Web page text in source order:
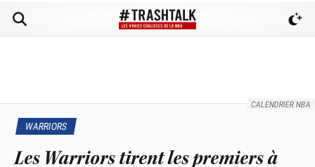
CALENDRIER NBA
WARRIORS
Les Warriors tirent les premiers à